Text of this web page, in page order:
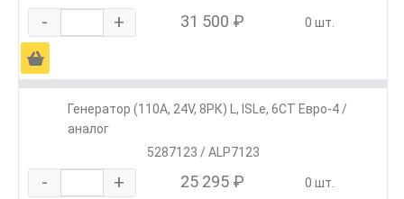
- + 31 500 ₽ 0 шт.
Ä
Генератор (110А, 24V, 8РК) L, ISLe, 6CT Евро-4 /
аналог
5287123 / ALP7123
- + 25 295 ₽ 0 шт.